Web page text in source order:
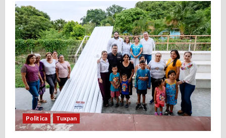
Politica Tuxpan